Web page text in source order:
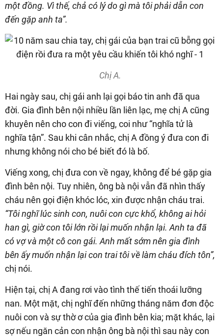
một đồng. Vì thế, chả có lý do gì mà tôi phải dẫn con
đến gặp anh ta”.
Chị A.
Hai ngày sau, chị gái anh lại gọi báo tin anh đã qua
đời. Gia đình bên nội nhiều lần liên lạc, mẹ chị A cũng
khuyên nên cho con đi viếng, coi như “nghĩa tử là
nghĩa tận”. Sau khi cân nhắc, chị A đồng ý đưa con đi
nhưng không nói cho bé biết đó là bố.
Viếng xong, chị đưa con về ngay, không để bé gặp gia
đình bên nội. Tuy nhiên, ông bà nội vẫn đã nhìn thấy
cháu nên gọi điện khóc lóc, xin được nhận cháu trai.
“Tôi nghĩ lúc sinh con, nuôi con cực khổ, không ai hỏi
han gì, giờ con tôi lớn rồi lại muốn nhận lại. Anh ta đã
có vợ và một cô con gái. Anh mất sớm nên gia đình
bên ấy muốn nhận lại con trai tôi về làm cháu đích tôn”,
chị nói.
Hiện tại, chị A đang rơi vào tình thế tiến thoái lưỡng
nan. Một mặt, chị nghĩ đến những tháng năm đơn độc
nuôi con và sự thờ ơ của gia đình bên kia; mặt khác, lại
sợ nếu ngăn cản con nhận ông bà nội thì sau này con